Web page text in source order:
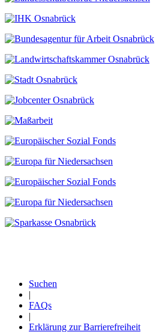
Fußzeile
Suchen
|
FAQs
|
Erklärung zur Barrierefreiheit